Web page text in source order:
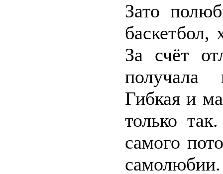
Зато
баскетбол,
За счёт
получала
Гибкая и
только
самого